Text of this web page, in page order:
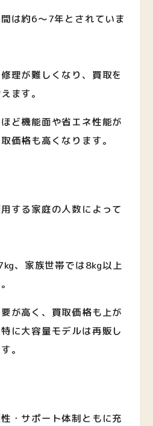
は約6〜7年とされていま
理が難しくなり、買取を
ます。
ど機能面や省エネ性能が
価格も高くなります。
する家庭の人数によって
、家族世帯では8kg以上
が高く、買取価格も上が
に大容量モデルは再販し
。
・サポート体制ともに充